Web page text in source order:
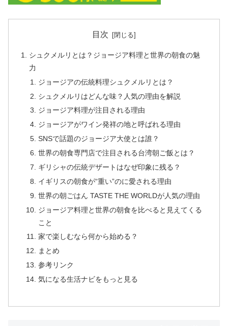
目次
シュクメルリとは？ジョージア料理と世界の朝食の魅
力
ジョージアの伝統料理シュクメルリとは？
シュクメルリはどんな味？人気の理由を解説
ジョージア料理が注目される理由
ジョージアがワイン発祥の地と呼ばれる理由
SNSで話題のジョージア大使とは誰？
世界の朝食専門店で注目される台湾朝ご飯とは？
ギリシャの伝統デザートはなぜ印象に残る？
イギリスの朝食が“重い”のに愛される理由
世界の朝ごはん TASTE THE WORLDが人気の理由
ジョージア料理と世界の朝食を比べると見えてくる
こと
家で楽しむなら何から始める？
まとめ
参考リンク
気になる生活ナビをもっと見る